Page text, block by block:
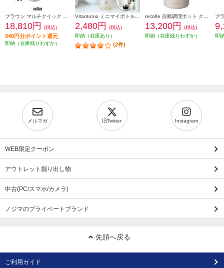
18,810円 (税込)
940円分ポイント還元
即納（在庫残りわずか）
2,480円
(税込)
即納（在庫あり）
(2件)
13,200円
(税込)
即納（在庫残りわずか）
即
メルマガ 旧Twitter Instagram
WEB限定クーポン
アウトレット掘り出し物
中古(PC/スマホ/カメラ)
ノジマのプライベートブランド
先頭へ戻る
ご利用ガイド